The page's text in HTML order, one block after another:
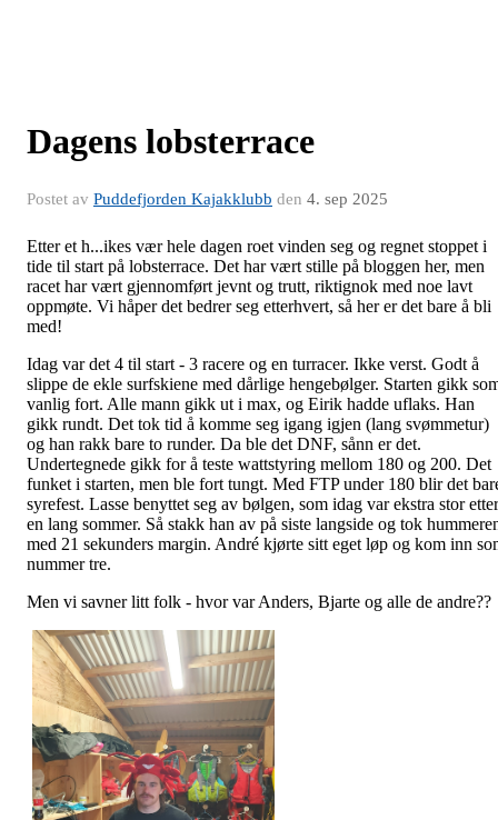
Dagens lobsterrace
Postet av Puddefjorden Kajakklubb den 4. sep 2025
Etter et h...ikes vær hele dagen roet vinden seg og regnet stoppet i
tide til start på lobsterrace. Det har vært stille på bloggen her, men
racet har vært gjennomført jevnt og trutt, riktignok med noe lavt
oppmøte. Vi håper det bedrer seg etterhvert, så her er det bare å bli
med!
Idag var det 4 til start - 3 racere og en turracer. Ikke verst. Godt å
slippe de ekle surfskiene med dårlige hengebølger. Starten gikk
vanlig fort. Alle mann gikk ut i max, og Eirik hadde uflaks. Han
gikk rundt. Det tok tid å komme seg igang igjen (lang svømmetur)
og han rakk bare to runder. Da ble det DNF, sånn er det.
Undertegnede gikk for å teste wattstyring mellom 180 og 200. Det
funket i starten, men ble fort tungt. Med FTP under 180 blir det
syrefest. Lasse benyttet seg av bølgen, som idag var ekstra stor etter
en lang sommer. Så stakk han av på siste langside og tok
med 21 sekunders margin. André kjørte sitt eget løp og kom inn
nummer tre.
Men vi savner litt folk - hvor var Anders, Bjarte og alle de andre??